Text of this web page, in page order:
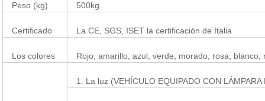
Peso (kg) 500kg.
Certificado La CE, SGS, ISET la certificación de Italia
Los colores Rojo, amarillo, azul, verde, morado, rosa, blanco,
1. La luz (VEHÍCULO EQUIPADO CON